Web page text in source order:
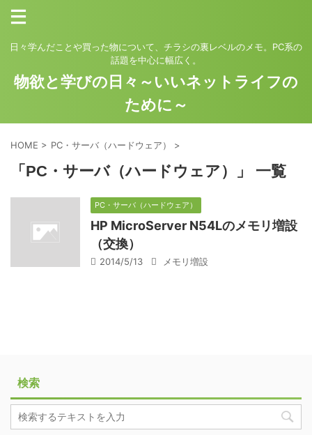
日々学んだことや買った物について、チラシの裏レベルのメモ。PC系の
話題を中心に幅広く。
物欲と学びの日々～いいネットライフの
ために～
HOME > PC・サーバ（ハードウェア） >
「PC・サーバ（ハードウェア）」 一覧
PC・サーバ（ハードウェア）
HP MicroServer N54Lのメモリ増設
（交換）
2014/5/13 メモリ増設
検索